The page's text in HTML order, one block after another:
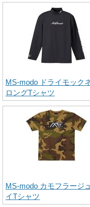
MS-modo ドライモック
ロングTシャツ
MS-modo カモフラージ
イTシャツ